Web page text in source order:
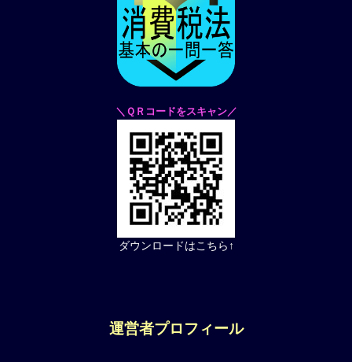
＼ＱＲコードをスキャン／
ダウンロードはこちら↑
運営者プロフィール